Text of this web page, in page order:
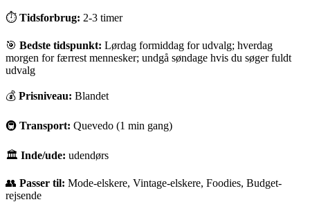
⏱ Tidsforbrug: 2-3 timer
🎯 Bedste tidspunkt: Lørdag formiddag for udvalg; hverdag
morgen for færrest mennesker; undgå søndage hvis du søger fuldt
udvalg
💰 Prisniveau: Blandet
🚇 Transport: Quevedo (1 min gang)
🏛 Inde/ude: udendørs
👥 Passer til: Mode-elskere, Vintage-elskere, Foodies, Budget-
rejsende